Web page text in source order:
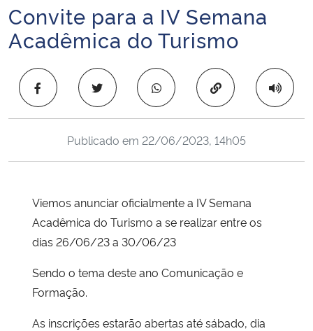
Ministério da Infraestrutura
Ministério da Educação
Ministério da Cidadania
Ministério da Ciência, Tecnologia, Inovações e Comunicações
Ministério do Meio Ambiente
Ministério do Turismo
Início do conteúdo
Convite para a IV Semana
Acadêmica do Turismo
Copiar para área
Publicado em 22/06/2023, 14h05
Viemos anunciar oficialmente a IV Semana
Acadêmica do Turismo a se realizar entre os
dias 26/06/23 a 30/06/23
Sendo o tema deste ano Comunicação e
Formação.
As inscrições estarão abertas até sábado, dia